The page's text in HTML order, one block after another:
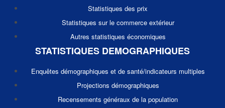
Statistiques des prix
Statistiques sur le commerce extérieur
Autres statistiques économiques
STATISTIQUES DEMOGRAPHIQUES
Enquêtes démographiques et de santé/indicateurs multiples
Projections démographiques
Recensements généraux de la population